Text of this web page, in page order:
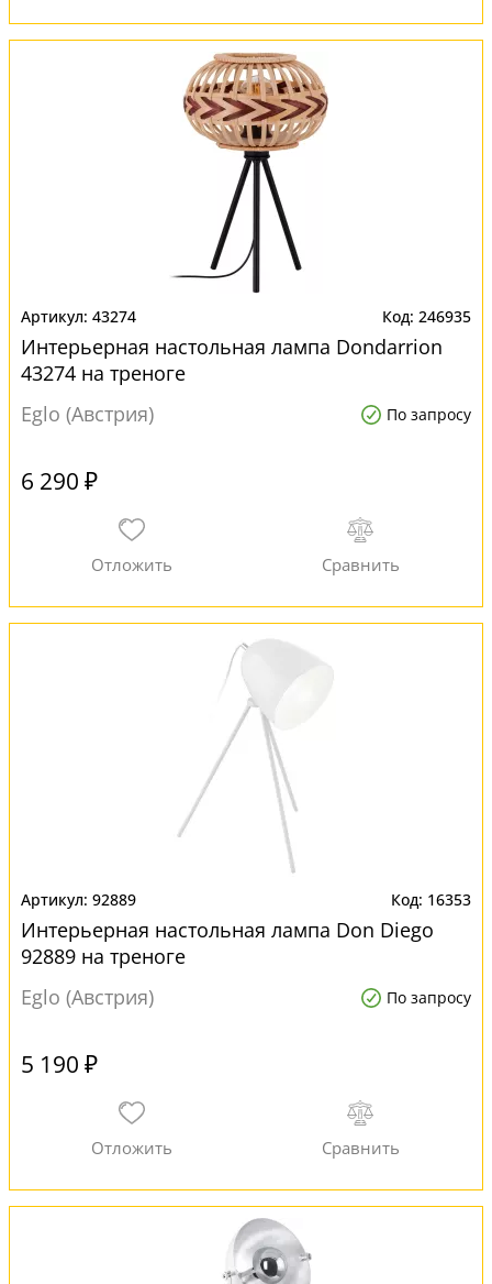
43274 246935
Интерьерная настольная лампа Dondarrion
43274 на треноге
Eglo (Австрия)
По запросу
6 290 ₽
92889 16353
Интерьерная настольная лампа Don Diego
92889 на треноге
Eglo (Австрия)
По запросу
5 190 ₽